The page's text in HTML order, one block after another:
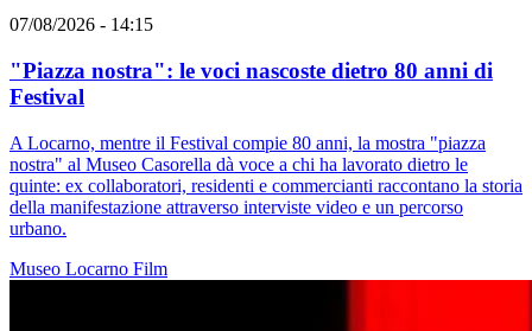
07/08/2026 - 14:15
"Piazza nostra": le voci nascoste dietro 80 anni di
Festival
A Locarno, mentre il Festival compie 80 anni, la mostra "piazza
nostra" al Museo Casorella dà voce a chi ha lavorato dietro le
quinte: ex collaboratori, residenti e commercianti raccontano la storia
della manifestazione attraverso interviste video e un percorso
urbano.
Museo Locarno Film